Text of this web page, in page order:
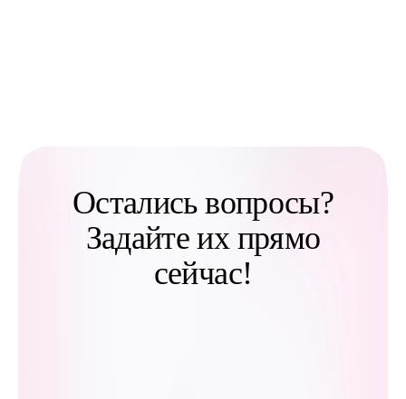
Остались вопросы?
Задайте их прямо
сейчас!